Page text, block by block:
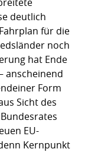
deutlich
für die
noch
hat Ende
anscheinend
Form
Sicht des
EU-
Kernpunkt